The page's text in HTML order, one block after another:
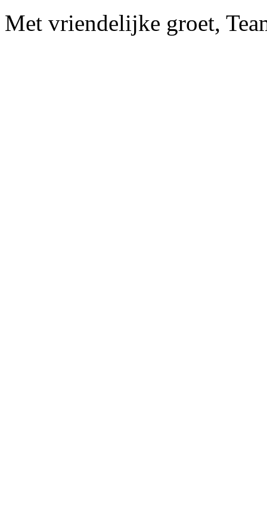
Met vriendelijke groet,